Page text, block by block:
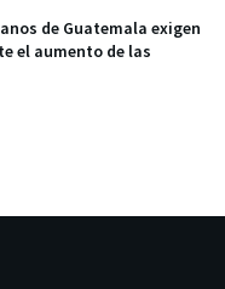
de Guatemala exigen
el aumento de las